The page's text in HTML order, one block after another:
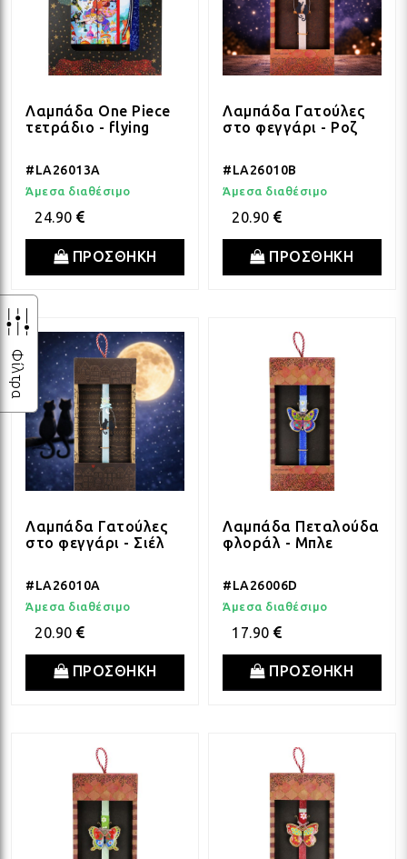
Φίλτρα
Λαμπάδα One Piece
τετράδιο - flying
#LA26013A
Άμεσα διαθέσιμο
24.90
ΠΡΟΣΘΗΚΗ
Λαμπάδα Γατούλες
στο φεγγάρι - Ροζ
#LA26010B
Άμεσα διαθέσιμο
20.90
ΠΡΟΣΘΗΚΗ
Λαμπάδα Γατούλες
στο φεγγάρι - Σιέλ
#LA26010A
Άμεσα διαθέσιμο
20.90
ΠΡΟΣΘΗΚΗ
Λαμπάδα Πεταλούδα
φλοράλ - Μπλε
#LA26006D
Άμεσα διαθέσιμο
17.90
ΠΡΟΣΘΗΚΗ